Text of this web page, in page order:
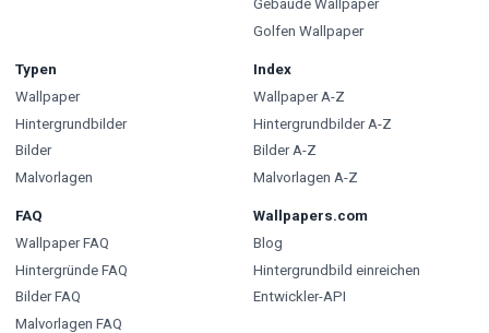
Gebäude Wallpaper
Golfen Wallpaper
Typen
Wallpaper
Hintergrundbilder
Bilder
Malvorlagen
Index
Wallpaper A-Z
Hintergrundbilder A-Z
Bilder A-Z
Malvorlagen A-Z
FAQ
Wallpaper FAQ
Hintergründe FAQ
Bilder FAQ
Malvorlagen FAQ
Wallpapers.com
Blog
Hintergrundbild einreichen
Entwickler-API